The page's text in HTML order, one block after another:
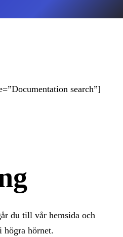
search”]
du till vår hemsida och
högra hörnet.